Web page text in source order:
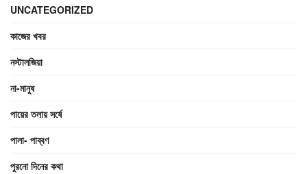
UNCATEGORIZED
কাজের খবর
নস্টালজিয়া
না-মানুষ
পায়ের তলায় সর্ষে
পালা- পাব্বণ
পুরনো দিনের কথা